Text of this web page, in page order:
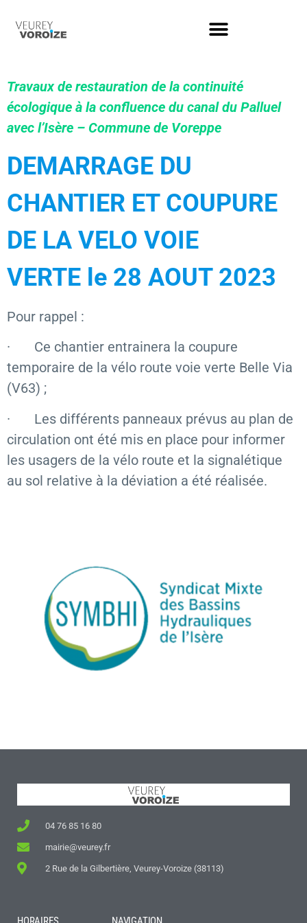
Travaux de restauration de la continuité
écologique à la confluence du canal du Palluel
avec l’Isère – Commune de Voreppe
DEMARRAGE DU
CHANTIER ET COUPURE
DE LA VELO VOIE
VERTE le 28 AOUT 2023
Pour rappel :
· Ce chantier entrainera la coupure
temporaire de la vélo route voie verte Belle Via
(V63) ;
· Les différents panneaux prévus au plan de
circulation ont été mis en place pour informer
les usagers de la vélo route et la signalétique
au sol relative à la déviation a été réalisée.
04 76 85 16 80
mairie@veurey.fr
2 Rue de la Gilbertière, Veurey-Voroize (38113)